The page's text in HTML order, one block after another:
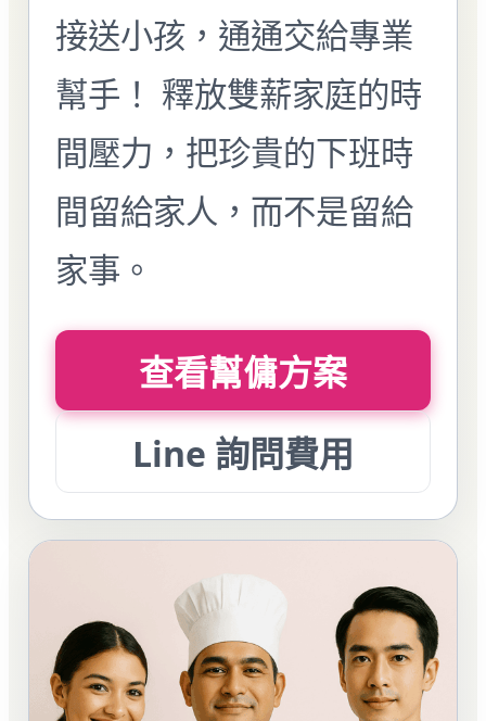
接送小孩，通通交給專業
幫手！ 釋放雙薪家庭的時
間壓力，把珍貴的下班時
間留給家人，而不是留給
家事。
查看幫傭方案
Line 詢問費用